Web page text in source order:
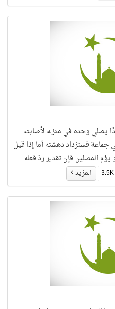
يصلي وحده في منزله لأصابته
جماعة فستزداد دهشته أما إذا قيل
المصلين فإن تقدير ردّ فعله
المزيد